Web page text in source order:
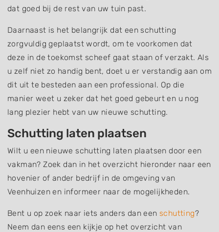
dat goed bij de rest van uw tuin past.
Daarnaast is het belangrijk dat een schutting
zorgvuldig geplaatst wordt, om te voorkomen dat
deze in de toekomst scheef gaat staan of verzakt. Als
u zelf niet zo handig bent, doet u er verstandig aan om
dit uit te besteden aan een professional. Op die
manier weet u zeker dat het goed gebeurt en u nog
lang plezier hebt van uw nieuwe schutting.
Schutting laten plaatsen
Wilt u een nieuwe schutting laten plaatsen door een
vakman? Zoek dan in het overzicht hieronder naar een
hovenier of ander bedrijf in de omgeving van
Veenhuizen en informeer naar de mogelijkheden.
Bent u op zoek naar iets anders dan een schutting?
Neem dan eens een kijkje op het overzicht van